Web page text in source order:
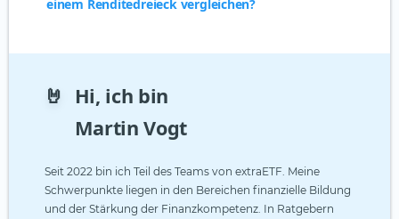
einem Renditedreieck vergleichen?
🤘
Hi, ich bin
Martin Vogt
Seit 2022 bin ich Teil des Teams von extraETF. Meine
Schwerpunkte liegen in den Bereichen finanzielle Bildung
und der Stärkung der Finanzkompetenz. In Ratgebern